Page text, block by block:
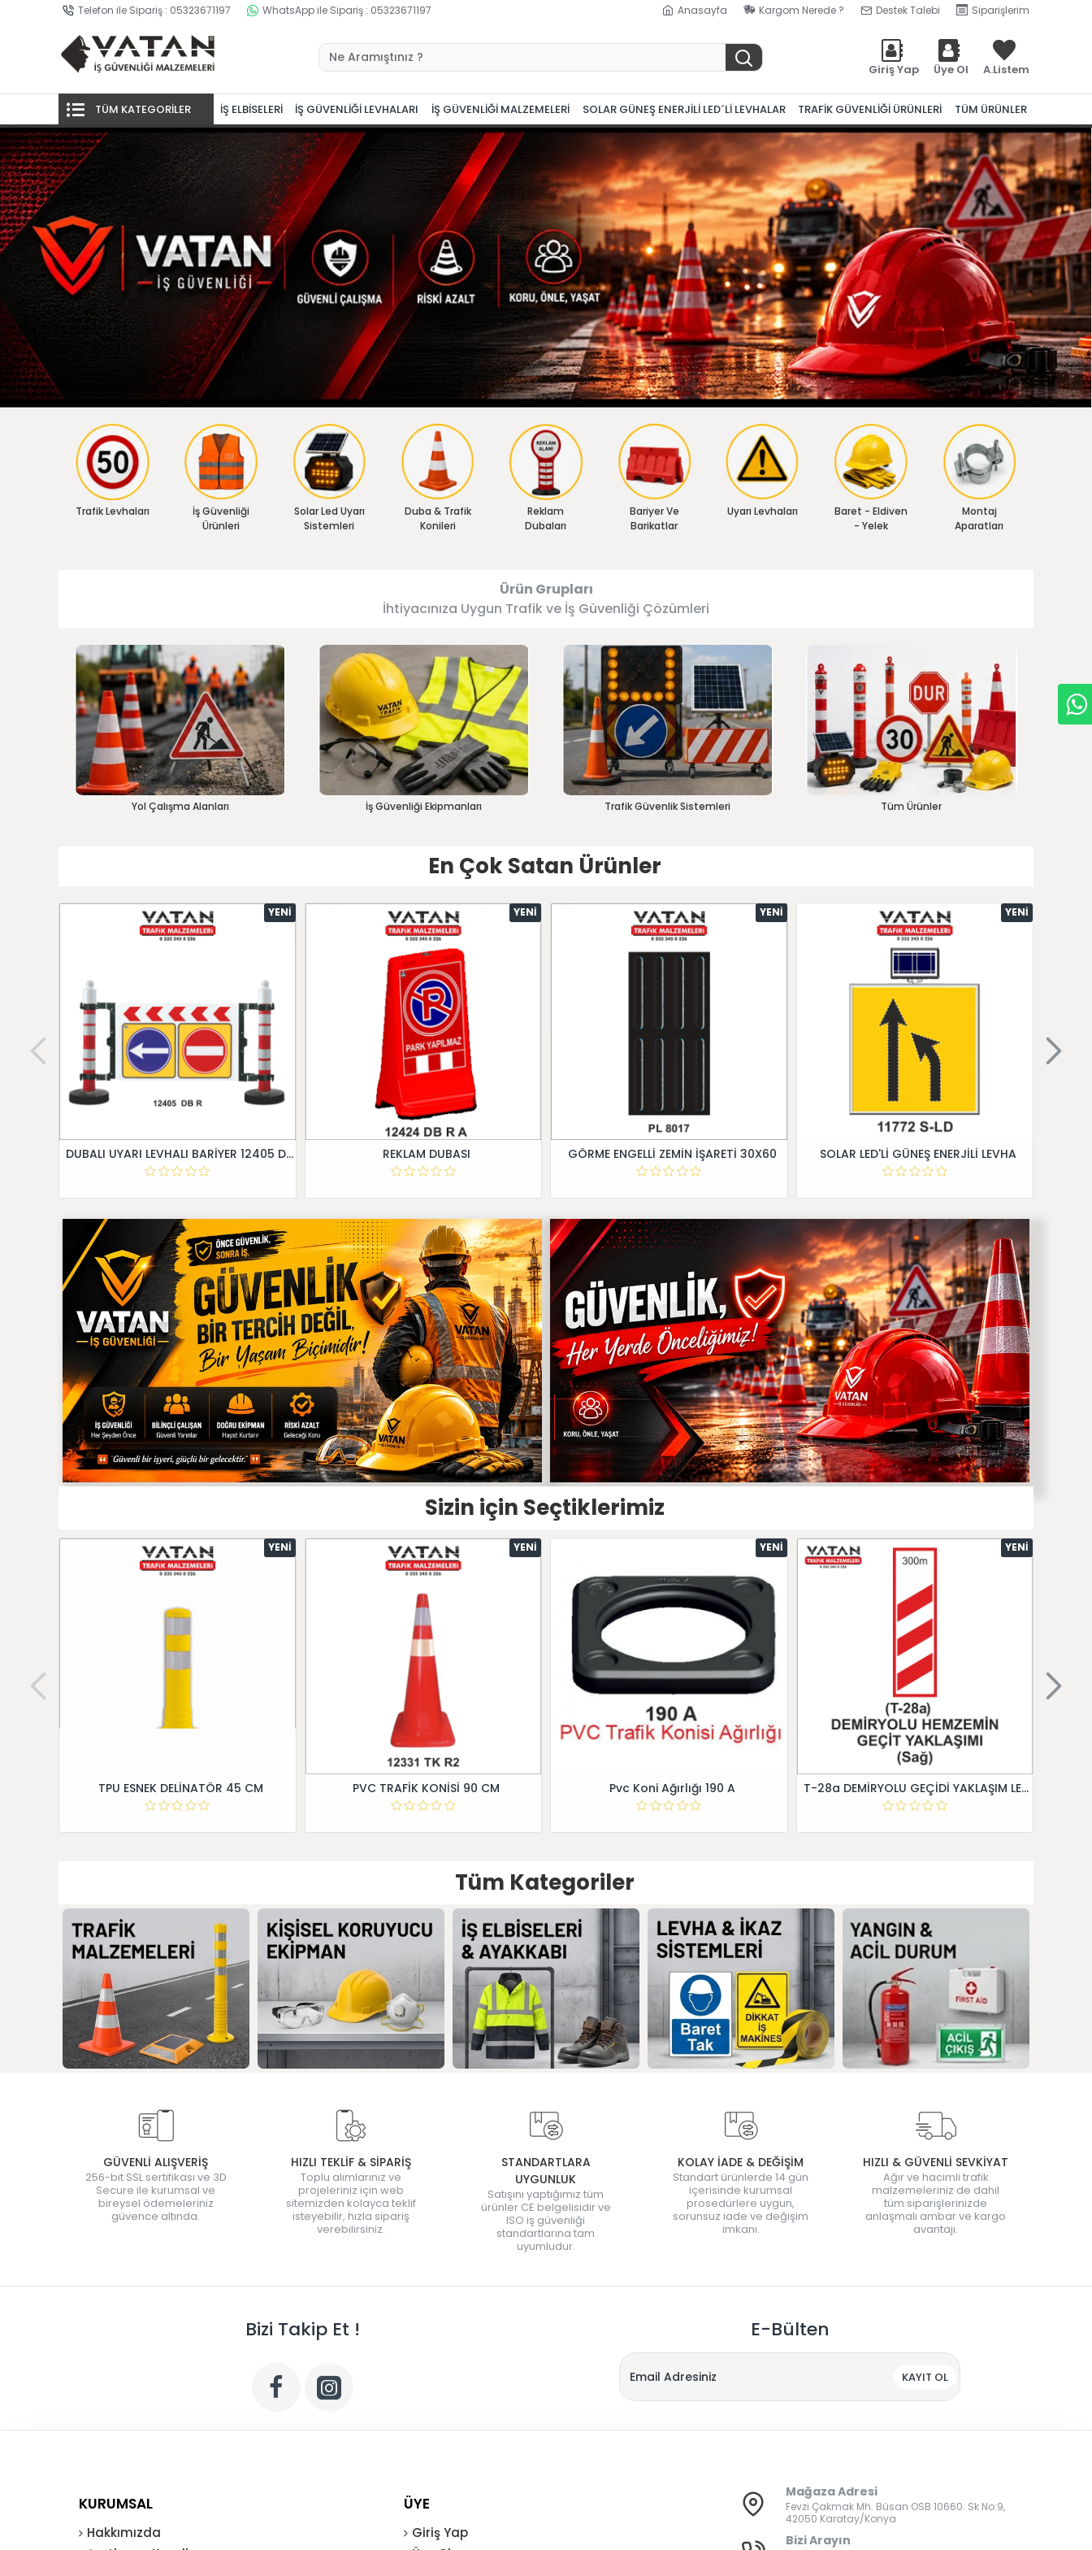
Telefon ile Sipariş : 05323671197 WhatsApp ile Sipariş : 05323671197 Anasayfa Kargom Nerede ? Destek Talebi Siparişlerim
Giriş Yap Üye Ol A.Listem
TÜM KATEGORİLER İŞ ELBİSELERİ İŞ GÜVENLİĞİ LEVHALARI İŞ GÜVENLİĞİ MALZEMELERİ SOLAR GÜNEŞ ENERJİLİ LED´Lİ LEVHALAR TRAFİK GÜVENLİĞİ ÜRÜNLERİ TÜM ÜRÜNLER
Trafik Levhaları
İş Güvenliği
Ürünleri
Solar Led Uyarı
Sistemleri
Duba & Trafik
Konileri
Reklam
Dubaları
Bariyer Ve
Barikatlar
Uyarı Levhaları
Baret - Eldiven
- Yelek
Montaj
Aparatları
Ürün Grupları
İhtiyacınıza Uygun Trafik ve İş Güvenliği Çözümleri
Yol Çalışma Alanları İş Güvenliği Ekipmanları Trafik Güvenlik Sistemleri Tüm Ürünler
En Çok Satan Ürünler
YENI
DUBALI UYARI LEVHALI BARİYER 12405 DB R
YENI
REKLAM DUBASI
YENI
GÖRME ENGELLİ ZEMİN İŞARETİ 30X60
YENI
SOLAR LED'Lİ GÜNEŞ ENERJİLİ LEVHA
Sizin için Seçtiklerimiz
YENI
TPU ESNEK DELİNATÖR 45 CM
YENI
PVC TRAFİK KONİSİ 90 CM
YENI
Pvc Koni Ağırlığı 190 A
YENI
T-28a DEMİRYOLU GEÇİDİ YAKLAŞIM LEVHALARI (Sağ)
Tüm Kategoriler
GÜVENLİ ALIŞVERİŞ
256-bit SSL sertifikası ve 3D
Secure ile kurumsal ve
bireysel ödemeleriniz
güvence altında.
HIZLI TEKLİF & SİPARİŞ
Toplu alımlarınız ve
projeleriniz için web
sitemizden kolayca teklif
isteyebilir, hızla sipariş
verebilirsiniz.
STANDARTLARA
UYGUNLUK
Satışını yaptığımız tüm
ürünler CE belgelisidir ve
ISO iş güvenliği
standartlarına tam
uyumludur.
KOLAY İADE & DEĞİŞİM
Standart ürünlerde 14 gün
içerisinde kurumsal
prosedürlere uygun,
sorunsuz iade ve değişim
imkanı.
HIZLI & GÜVENLİ SEVKİYAT
Ağır ve hacimli trafik
malzemeleriniz de dahil
tüm siparişlerinizde
anlaşmalı ambar ve kargo
avantajı.
Bizi Takip Et ! E-Bülten
KAYIT OL
KURUMSAL
Hakkımızda
ÜYE
Giriş Yap
Mağaza Adresi
Fevzi Çakmak Mh. Büsan OSB 10660. Sk No:9,
42050 Karatay/Konya
Bizi Arayın